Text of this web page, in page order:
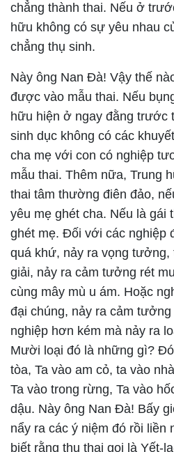
chẳng thành thai. Nếu ở
hữu không có sự yêu nhau
chẳng thụ sinh.
Này ông Nan Đà! Vậy thế
được vào mẫu thai. Nếu
hữu hiện ở ngay đằng trước
sinh dục không có các
cha mẹ với con có nghiệp
mẫu thai. Thêm nữa, Trung
thai tâm thường điên đảo,
yêu mẹ ghét cha. Nếu là gái
ghét mẹ. Đối với các nghiệp
quá khứ, nảy ra vọng tưởng,
giải, nảy ra cảm tưởng rét
cùng mây mù u ám. Hoặc
đại chúng, nảy ra cảm
nghiệp hơn kém mà nảy ra
Mười loại đó là những gì?
tòa, Ta vào am cỏ, ta vào
Ta vào trong rừng, Ta vào
dậu. Này ông Nan Đà! Bấy
nẩy ra các ý niệm đó rồi liền
biết rằng thụ thai gọi là Yết-